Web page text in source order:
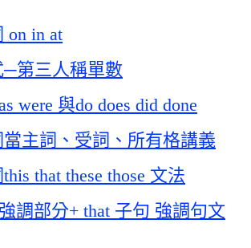
on in at
第三人稱單數
were 與do does did done
當主詞、受詞、所有格講義
that these those 文法
調部分+ that 子句 強調句文